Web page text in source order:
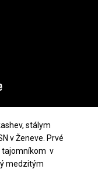
stálym
v Ženeve. Prvé
tajomníkom v
medzitým